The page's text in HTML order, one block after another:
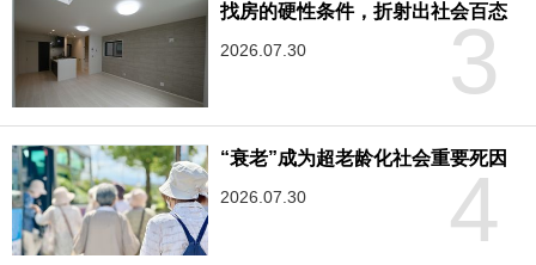
3
找房的硬性条件，折射出社会百态
2026.07.30
4
“衰老”成为超老龄化社会重要死因
2026.07.30